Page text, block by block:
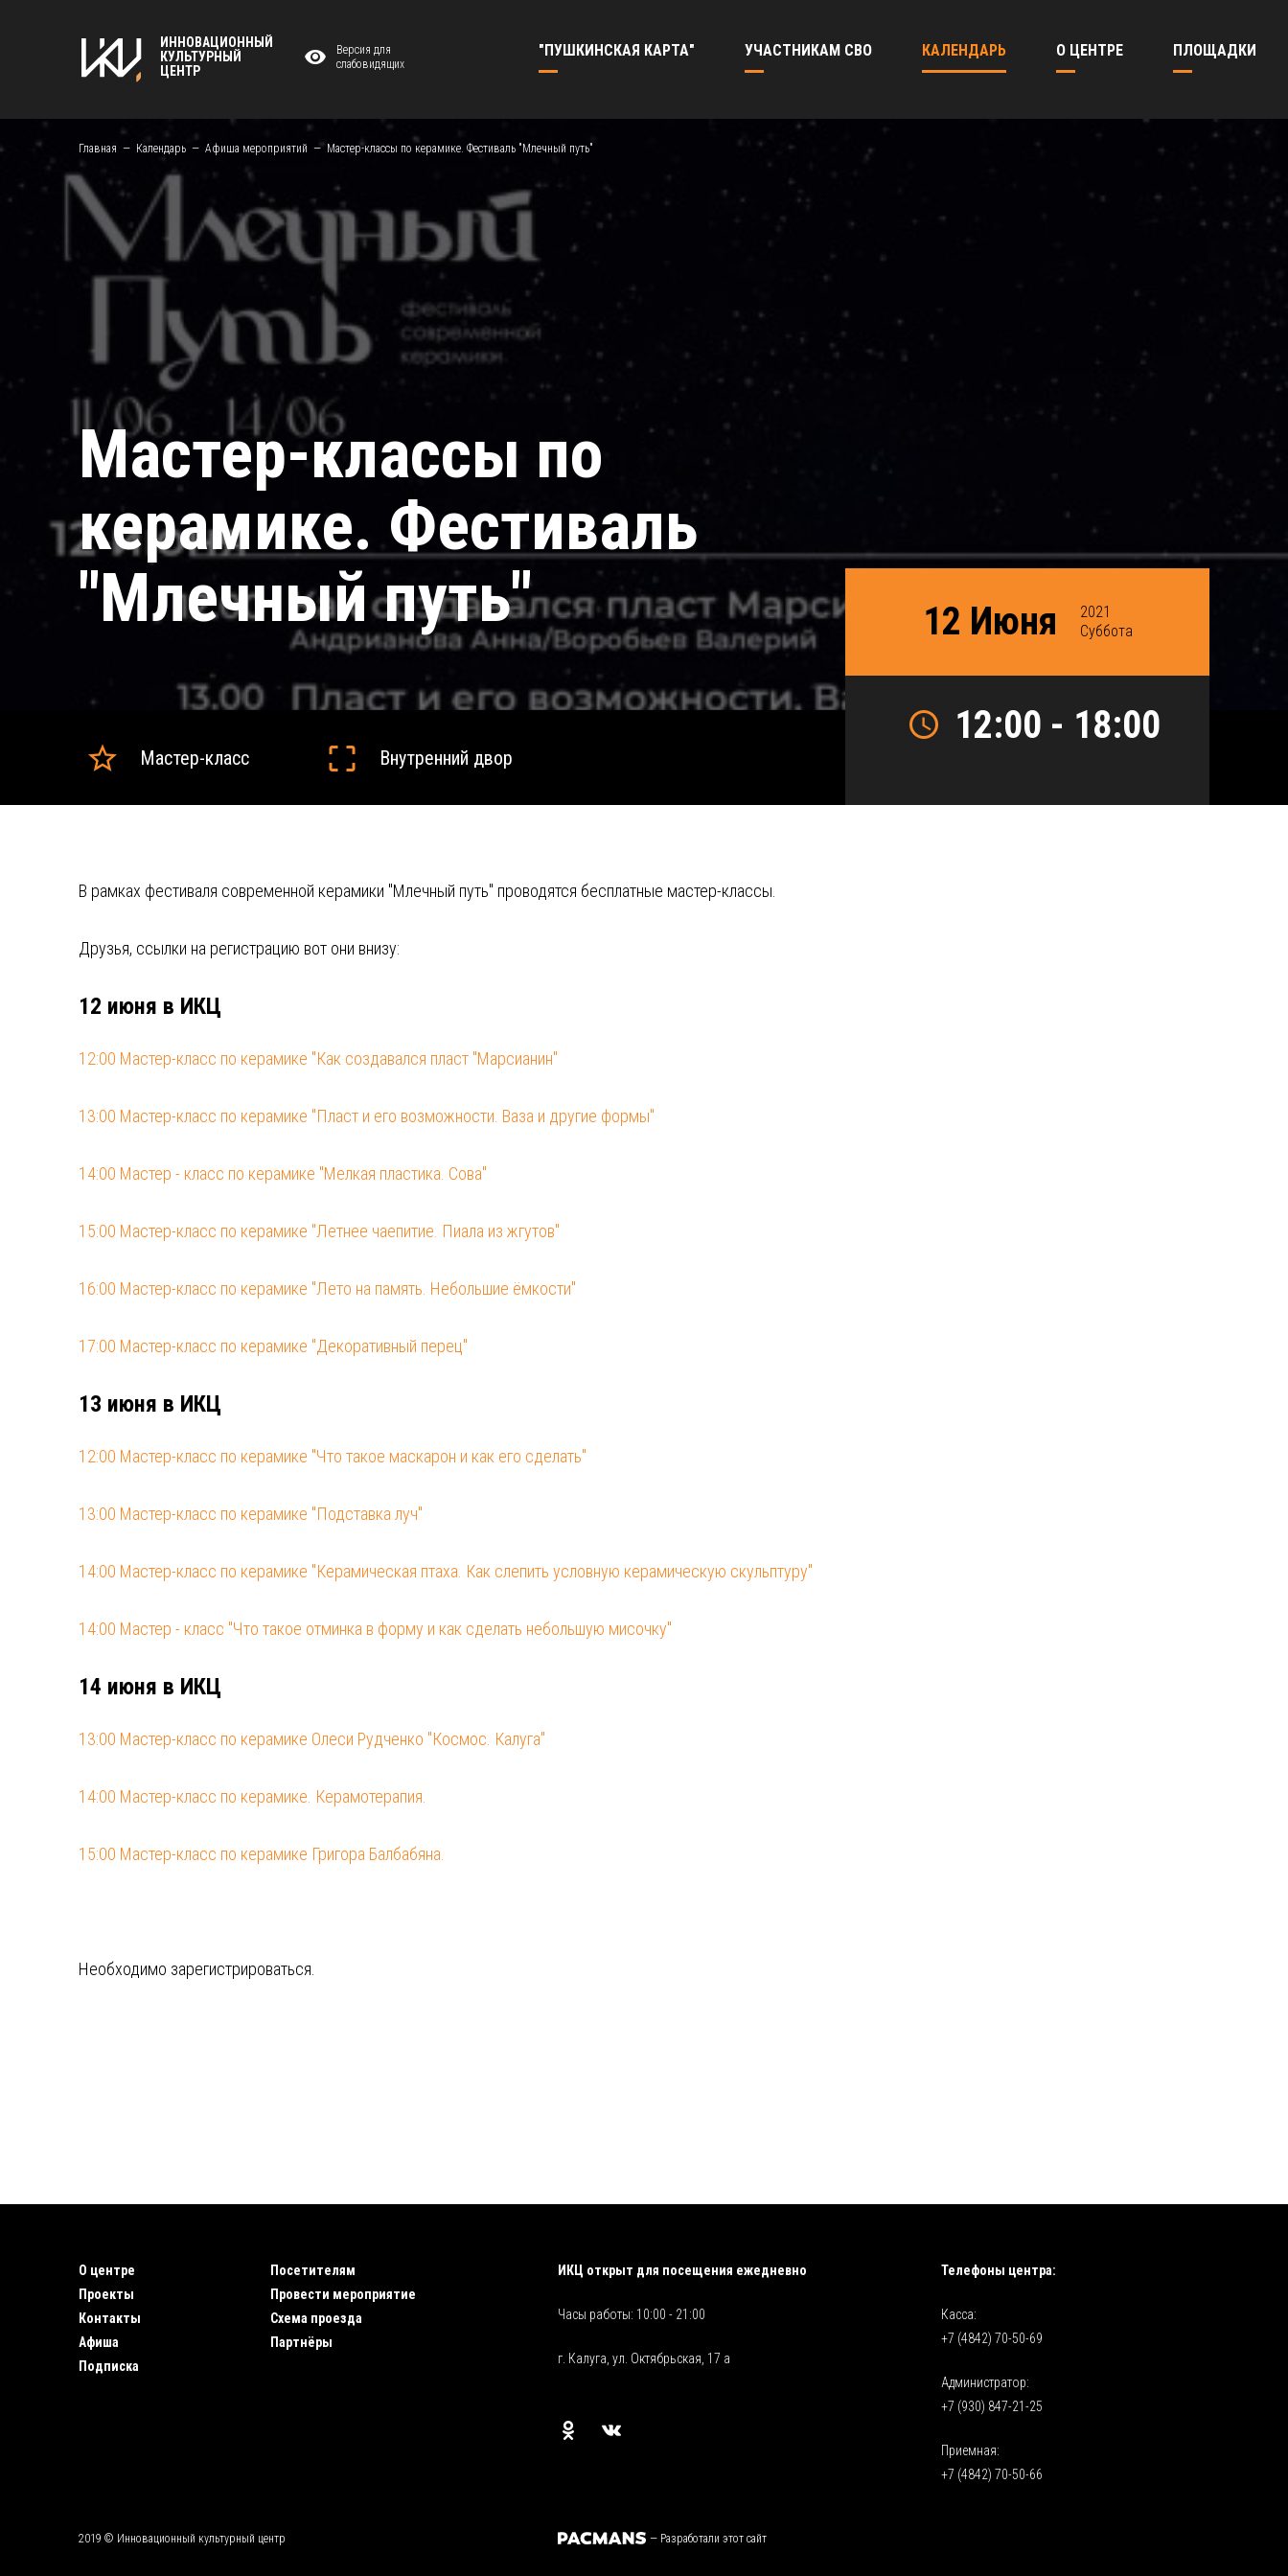
ИННОВАЦИОННЫЙ
КУЛЬТУРНЫЙ
ЦЕНТР
Версия для
слабовидящих
"ПУШКИНСКАЯ КАРТА" УЧАСТНИКАМ СВО КАЛЕНДАРЬ О ЦЕНТРЕ ПЛОЩАДКИ
Главная Календарь Афиша мероприятий Мастер-классы по керамике. Фестиваль "Млечный путь"
Мастер-классы по
керамике. Фестиваль
"Млечный путь"
12 Июня
2021
Суббота
12:00 - 18:00
Мастер-класс Внутренний двор
В рамках фестиваля современной керамики "Млечный путь" проводятся бесплатные мастер-классы.
Друзья, ссылки на регистрацию вот они внизу:
12 июня в ИКЦ
12:00 Мастер-класс по керамике "Как создавался пласт "Марсианин"
13:00 Мастер-класс по керамике "Пласт и его возможности. Ваза и другие формы"
14:00 Мастер - класс по керамике "Мелкая пластика. Сова"
15:00 Мастер-класс по керамике "Летнее чаепитие. Пиала из жгутов"
16:00 Мастер-класс по керамике "Лето на память. Небольшие ёмкости"
17:00 Мастер-класс по керамике "Декоративный перец"
13 июня в ИКЦ
12:00 Мастер-класс по керамике "Что такое маскарон и как его сделать"
13:00 Мастер-класс по керамике "Подставка луч"
14:00 Мастер-класс по керамике "Керамическая птаха. Как слепить условную керамическую скульптуру"
14:00 Мастер - класс "Что такое отминка в форму и как сделать небольшую мисочку"
14 июня в ИКЦ
13:00 Мастер-класс по керамике Олеси Рудченко "Космос. Калуга"
14:00 Мастер-класс по керамике. Керамотерапия.
15:00 Мастер-класс по керамике Григора Балбабяна.
Необходимо зарегистрироваться.
О центре
Проекты
Контакты
Афиша
Подписка
Посетителям
Провести мероприятие
Схема проезда
Партнёры
ИКЦ открыт для посещения ежедневно
Часы работы: 10:00 - 21:00
г. Калуга, ул. Октябрьская, 17 а
Телефоны центра:
Касса:
+7 (4842) 70-50-69
Администратор:
+7 (930) 847-21-25
Приемная:
+7 (4842) 70-50-66
2019 © Инновационный культурный центр — Разработали этот сайт